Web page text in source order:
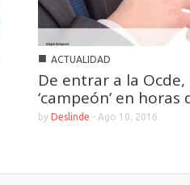
■ ACTUALIDAD
De entrar a la
‘campeón’ en
by Deslinde - Ago 10, 2016